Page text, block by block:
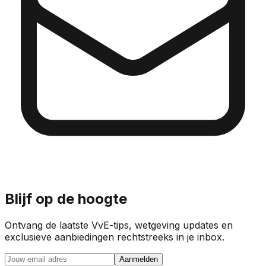
Blijf op de hoogte
Ontvang de laatste VvE-tips, wetgeving updates en
exclusieve aanbiedingen rechtstreeks in je inbox.
Aanmelden